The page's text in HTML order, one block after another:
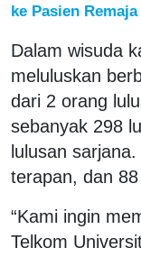
ke Pasien
Dalam wisuda
meluluskan
dari 2 orang
sebanyak 298
lulusan
terapan, dan
“Kami ingin
Telkom